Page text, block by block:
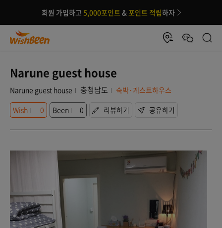
회원 가입하고 5,000포인트 &포인트 적립하자
Narune guest house
Narune guest house 충청남도
숙박·게스트하우스
Wish
0 Been 0 리뷰하기 공유하기